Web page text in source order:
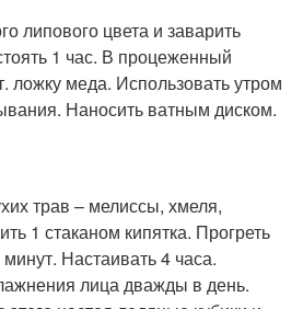
липового цвета и заварить
1 час. В процеженный
ложку меда. Использовать утром
Наносить ватным диском.
трав – мелиссы, хмеля,
1 стаканом кипятка. Прогреть
Настаивать 4 часа.
лица дважды в день.